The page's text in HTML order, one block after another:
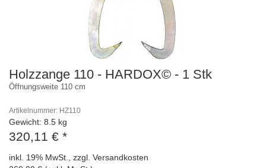
Holzzange 110 - HARDOX© - 1 Stk
Öffnungsweite 110 cm
Artikelnummer: HZ110
Gewicht: 8.5 kg
320,11 € *
inkl. 19% MwSt., zzgl. Versandkosten